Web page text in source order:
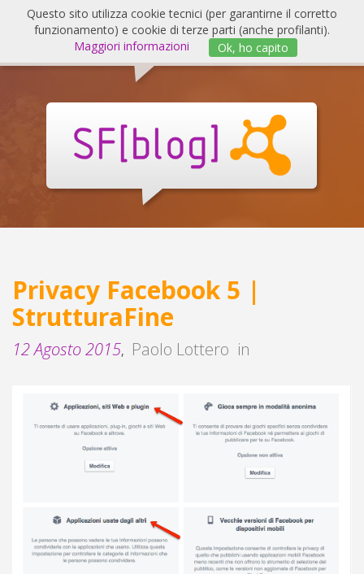
Salta
contenuto
Blog
Privacy Facebook 5 |
StrutturaFine
12 Agosto 2015, Paolo Lottero in
Questo sito utilizza cookie tecnici (per garantirne il corretto
funzionamento) e cookie di terze parti (anche profilanti).
Maggiori informazioni
Ok, ho capito